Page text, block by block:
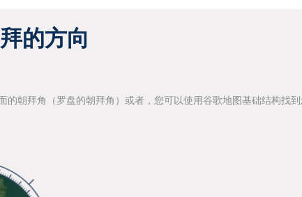
的方向
朝拜角（罗盘的朝拜角）或者，您可以使用谷歌地图基础结构找